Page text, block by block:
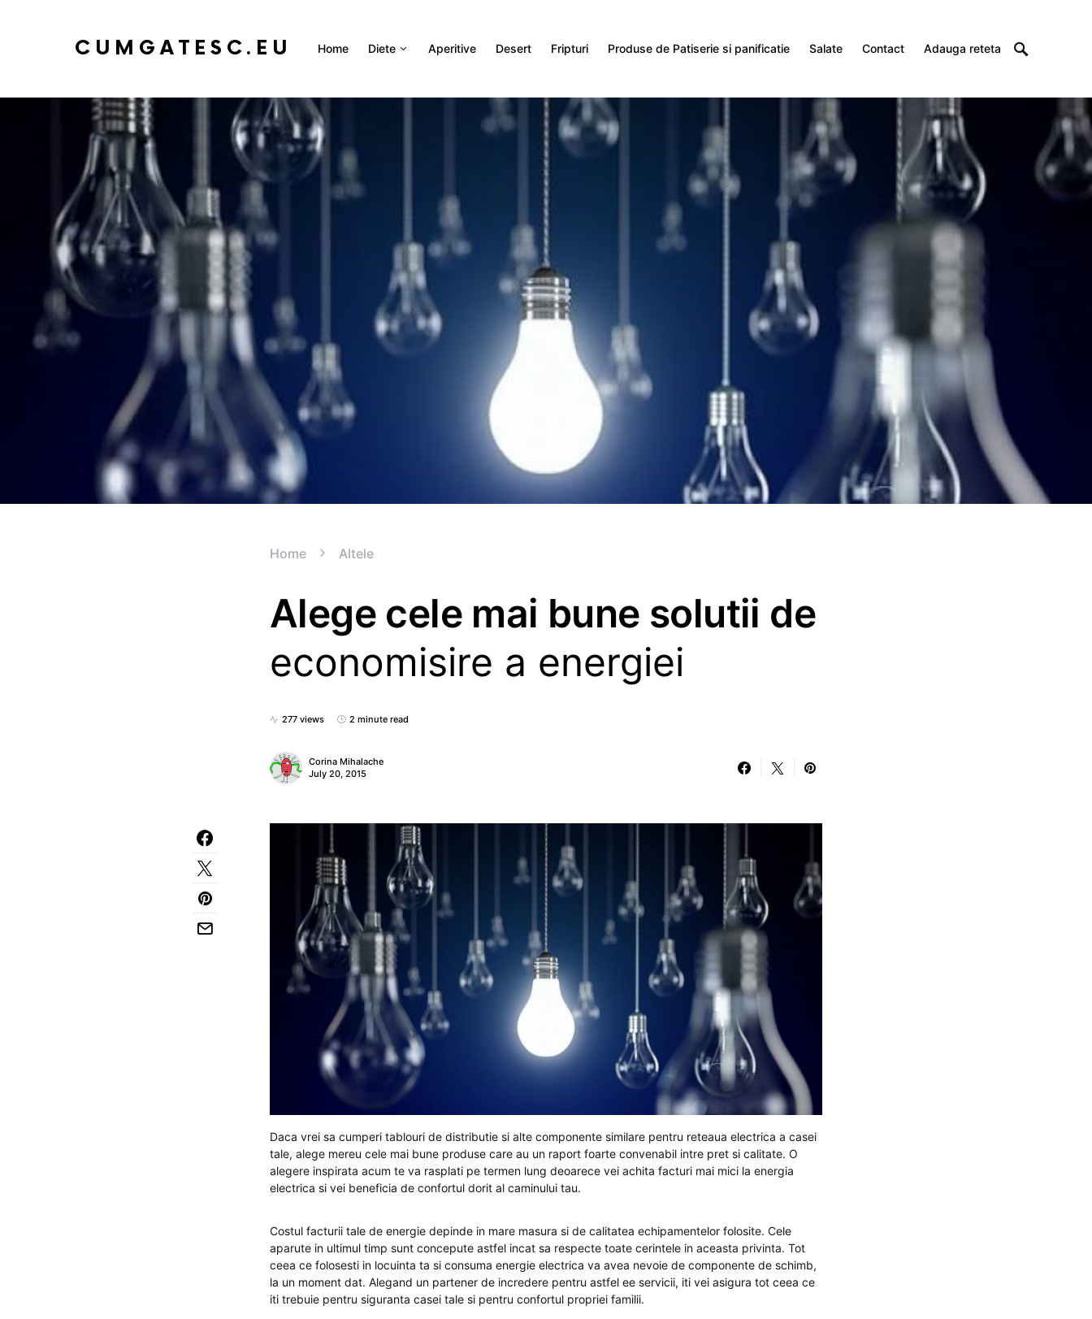
CUMGATESC.EU Home Diete Aperitive Desert Fripturi Produse de Patiserie si panificatie Salate Contact Adauga reteta
Home Altele
Alege cele mai bune solutii de
economisire a energiei
277 views 2 minute read
Corina Mihalache
July 20, 2015
Daca vrei sa cumperi tablouri de distributie si alte componente similare pentru reteaua electrica a casei
tale, alege mereu cele mai bune produse care au un raport foarte convenabil intre pret si calitate. O
alegere inspirata acum te va rasplati pe termen lung deoarece vei achita facturi mai mici la energia
electrica si vei beneficia de confortul dorit al caminului tau.
Costul facturii tale de energie depinde in mare masura si de calitatea echipamentelor folosite. Cele
aparute in ultimul timp sunt concepute astfel incat sa respecte toate cerintele in aceasta privinta. Tot
ceea ce folosesti in locuinta ta si consuma energie electrica va avea nevoie de componente de schimb,
la un moment dat. Alegand un partener de incredere pentru astfel ee servicii, iti vei asigura tot ceea ce
iti trebuie pentru siguranta casei tale si pentru confortul propriei familii.